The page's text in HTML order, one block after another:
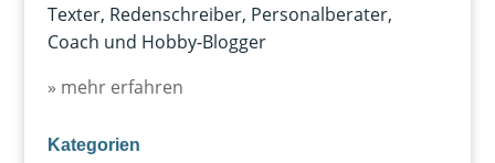
Texter, Redenschreiber, Personalberater,
Coach und Hobby-Blogger
» mehr erfahren
Kategorien